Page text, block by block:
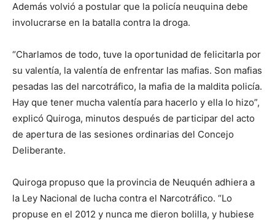
Además volvió a postular que la policía neuquina debe
involucrarse en la batalla contra la droga.
“Charlamos de todo, tuve la oportunidad de felicitarla por
su valentía, la valentía de enfrentar las mafias. Son mafias
pesadas las del narcotráfico, la mafia de la maldita policía.
Hay que tener mucha valentía para hacerlo y ella lo hizo”,
explicó Quiroga, minutos después de participar del acto
de apertura de las sesiones ordinarias del Concejo
Deliberante.
Quiroga propuso que la provincia de Neuquén adhiera a
la Ley Nacional de lucha contra el Narcotráfico. “Lo
propuse en el 2012 y nunca me dieron bolilla, y hubiese